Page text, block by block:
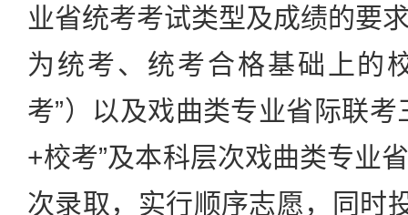
业省统考考试类型及成绩的要
为统考、统考合格基础上的
考”）以及戏曲类专业省际联考
+校考”及本科层次戏曲类专业
次录取，实行顺序志愿，同时